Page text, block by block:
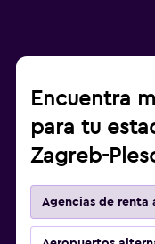
Encuentra
para tu
Zagreb-
Agencias de renta